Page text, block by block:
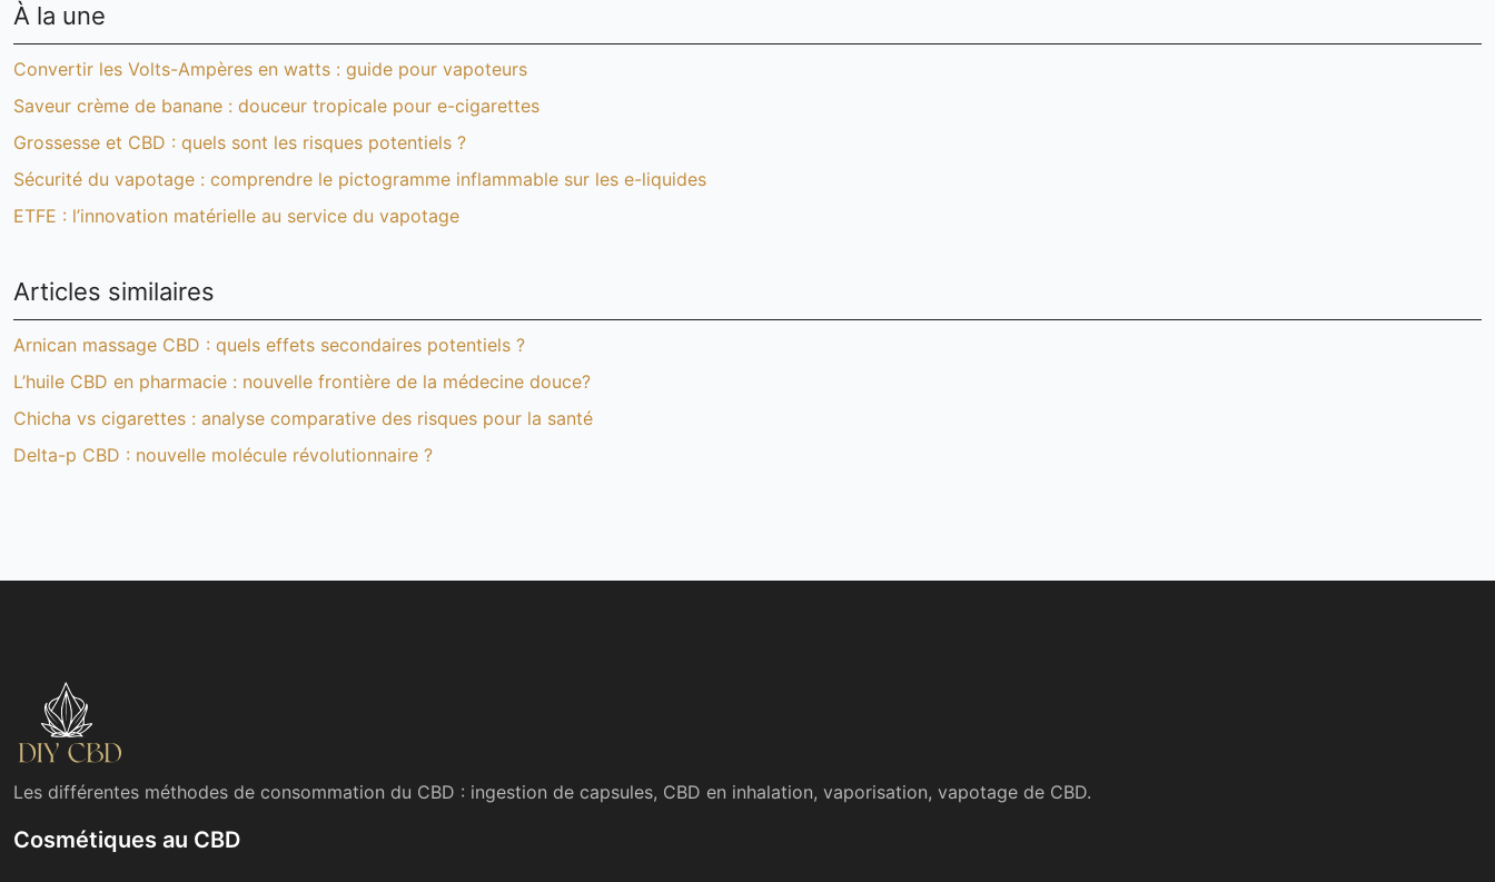
À la une
Convertir les Volts-Ampères en watts : guide pour vapoteurs
Saveur crème de banane : douceur tropicale pour e-cigarettes
Grossesse et CBD : quels sont les risques potentiels ?
Sécurité du vapotage : comprendre le pictogramme inflammable sur les e-liquides
ETFE : l’innovation matérielle au service du vapotage
Articles similaires
Arnican massage CBD : quels effets secondaires potentiels ?
L’huile CBD en pharmacie : nouvelle frontière de la médecine douce?
Chicha vs cigarettes : analyse comparative des risques pour la santé
Delta-p CBD : nouvelle molécule révolutionnaire ?
Les différentes méthodes de consommation du CBD : ingestion de capsules, CBD en inhalation, vaporisation, vapotage de CBD.
Cosmétiques au CBD